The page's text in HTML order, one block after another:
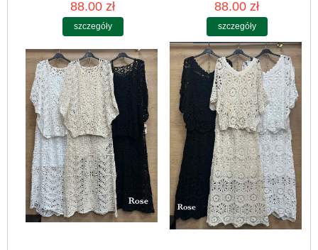
88.00 zł
szczegóły
88.00 zł
szczegóły